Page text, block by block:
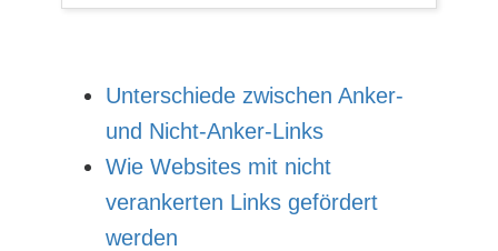
Unterschiede zwischen Anker-
und Nicht-Anker-Links
Wie Websites mit nicht
verankerten Links gefördert
werden